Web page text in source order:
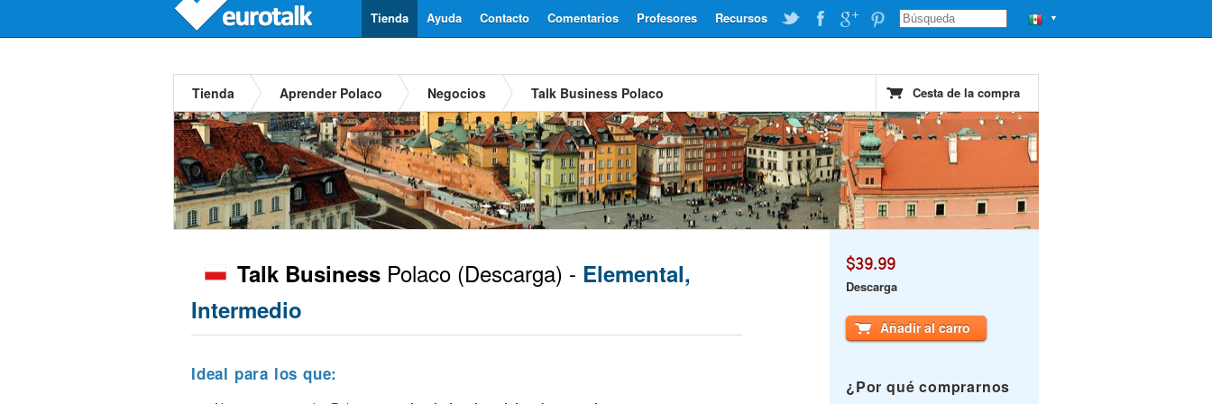
▼
Recursos
Profesores
Comentarios
Contacto
Ayuda
Tienda
Tienda Aprender Polaco Negocios Talk Business Polaco Cesta de la compra
Talk Business Polaco (Descarga) - Elemental,
Intermedio
Ideal para los que:
$39.99
Descarga
Añadir al carro
¿Por qué comprarnos